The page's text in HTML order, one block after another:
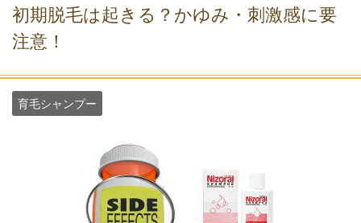
初期脱毛は起きる？かゆみ・刺激感に要
注意！
育毛シャンプー